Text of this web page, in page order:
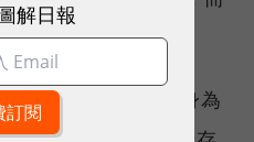
放在哪裡。
端兩塊，QNAP 身為
解日報